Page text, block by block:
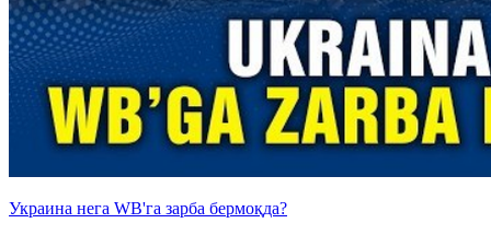
Украина нега WB'га зарба бермоқда?